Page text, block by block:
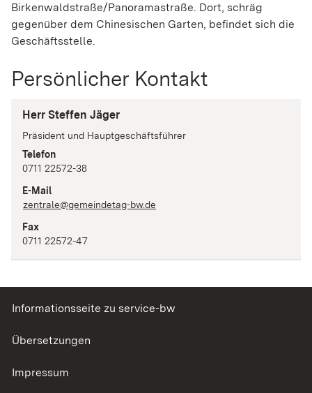
Birkenwaldstraße/Panoramastraße. Dort, schräg
gegenüber dem Chinesischen Garten, befindet sich die
Geschäftsstelle.
Persönlicher Kontakt
Herr Steffen Jäger
Präsident und Hauptgeschäftsführer
Telefon
0711 22572-38
E-Mail
zentrale@gemeindetag-bw.de
Fax
0711 22572-47
Informationsseite zu service-bw
Übersetzungen
Impressum